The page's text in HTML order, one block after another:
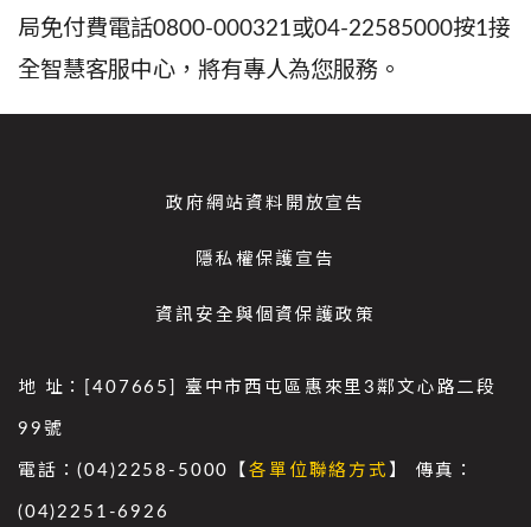
局免付費電話0800-000321或04-22585000按1接
全智慧客服中心，將有專人為您服務。
政府網站資料開放宣告
隱私權保護宣告
資訊安全與個資保護政策
地 址：[407665] 臺中市西屯區惠來里3鄰文心路二段
99號
電話：(04)2258-5000【各單位聯絡方式 】 傳真：
(04)2251-6926